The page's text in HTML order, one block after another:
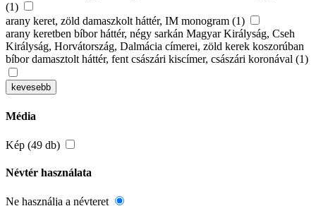
(1)
arany keret, zöld damaszkolt háttér, IM monogram (1)
arany keretben bíbor háttér, négy sarkán Magyar Királyság, Cseh
Királyság, Horvátország, Dalmácia címerei, zöld kerek koszorúban
bíbor damasztolt háttér, fent császári kiscímer, császári koronával (1)
kevesebb
Média
Kép (49 db)
Névtér használata
Ne használja a névteret